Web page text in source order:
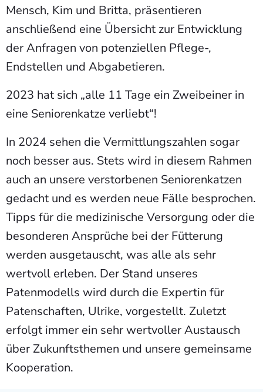
Mensch, Kim und Britta, präsentieren
anschließend eine Übersicht zur Entwicklung
der Anfragen von potenziellen Pflege-,
Endstellen und Abgabetieren.
2023 hat sich „alle 11 Tage ein Zweibeiner in
eine Seniorenkatze verliebt“!
In 2024 sehen die Vermittlungszahlen sogar
noch besser aus. Stets wird in diesem Rahmen
auch an unsere verstorbenen Seniorenkatzen
gedacht und es werden neue Fälle besprochen.
Tipps für die medizinische Versorgung oder die
besonderen Ansprüche bei der Fütterung
werden ausgetauscht, was alle als sehr
wertvoll erleben. Der Stand unseres
Patenmodells wird durch die Expertin für
Patenschaften, Ulrike, vorgestellt. Zuletzt
erfolgt immer ein sehr wertvoller Austausch
über Zukunftsthemen und unsere gemeinsame
Kooperation.